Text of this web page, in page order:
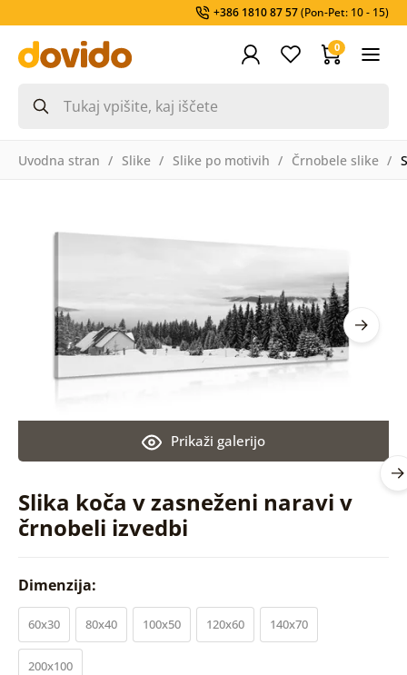
+386 1810 87 57(Pon-Pet: 10 - 15)
0
Uvodna stran Slike Slike po motivih Črnobele slike
Slika koča v zasneženi naravi v
črnobeli izvedbi
Prikaži galerijo
Dimenzija:
60x30 80x40 100x50 120x60 140x70
200x100